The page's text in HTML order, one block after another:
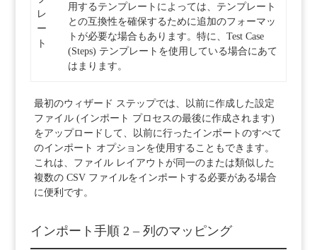
レ
ー
ト
用するテンプレートによっては、テンプレート
との互換性を確保するために追加のフォーマッ
トが必要な場合もあります。特に、Test Case
(Steps) テンプレートを使用している場合にあて
はまります。
最初のウィザード ステップでは、以前に作成した設定
ファイル (インポート プロセスの最後に作成されます)
をアップロードして、以前に行ったインポートのすべて
のインポート オプションを使用することもできます。
これは、ファイル レイアウトが同一のまたは類似した
複数の CSV ファイルをインポートする必要がある場合
に便利です。
インポート手順 2 – 列のマッピング